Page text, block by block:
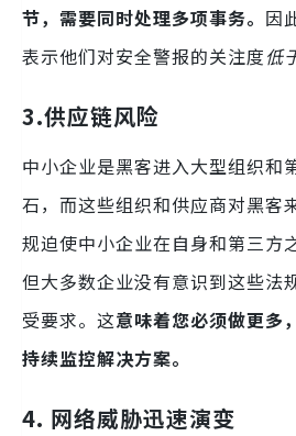
节，需要同时处理多项事务。 因
表示他们对安全警报的关注度低
3.供应链风险
中小企业是黑客进入大型组织和
石，而这些组织和供应商对黑客
规迫使中小企业在自身和第三方
但大多数企业没有意识到这些法
受要求。这意味着您必须做更多
持续监控解决方案。
4. 网络威胁迅速演变